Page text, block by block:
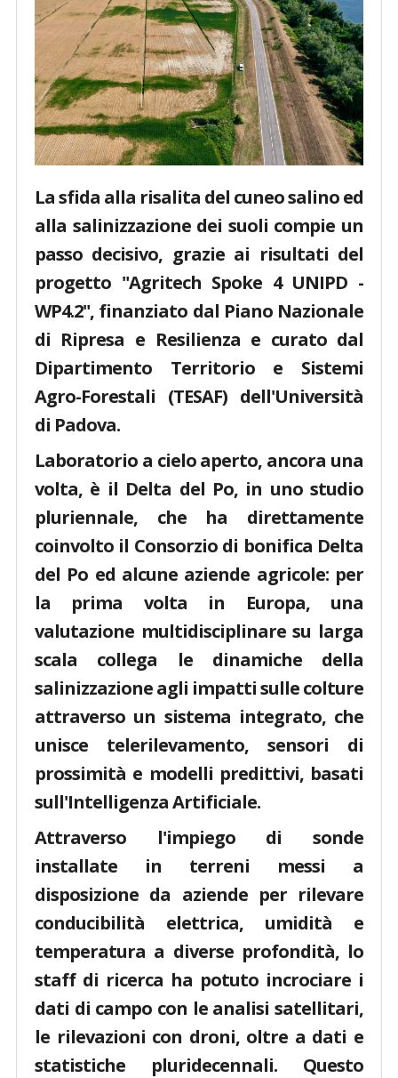
La sfida alla risalita del cuneo salino ed
alla salinizzazione dei suoli compie un
passo decisivo, grazie ai risultati del
progetto "Agritech Spoke 4 UNIPD -
WP4.2", finanziato dal Piano Nazionale
di Ripresa e Resilienza e curato dal
Dipartimento Territorio e Sistemi
Agro-Forestali (TESAF) dell'Università
di Padova.
Laboratorio a cielo aperto, ancora una
volta, è il Delta del Po, in uno studio
pluriennale, che ha direttamente
coinvolto il Consorzio di bonifica Delta
del Po ed alcune aziende agricole: per
la prima volta in Europa, una
valutazione multidisciplinare su larga
scala collega le dinamiche della
salinizzazione agli impatti sulle colture
attraverso un sistema integrato, che
unisce telerilevamento, sensori di
prossimità e modelli predittivi, basati
sull'Intelligenza Artificiale.
Attraverso l'impiego di sonde
installate in terreni messi a
disposizione da aziende per rilevare
conducibilità elettrica, umidità e
temperatura a diverse profondità, lo
staff di ricerca ha potuto incrociare i
dati di campo con le analisi satellitari,
le rilevazioni con droni, oltre a dati e
statistiche pluridecennali. Questo